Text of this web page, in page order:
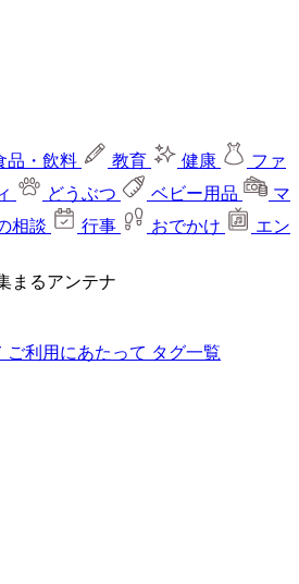
品・飲料 教育 健康
ファ
どうぶつ ベビー用品
マ
相談 行事 おでかけ
エン
まるアンテナ
ご利用にあたって タグ一覧